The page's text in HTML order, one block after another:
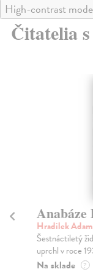
High-contrast mode
Čitatelia
Hradilek Adam
Šestnáctiletý
uprchl v roce
Na sklade ?